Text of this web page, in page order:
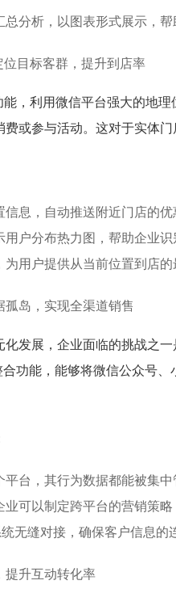
分析，以图表形式展示，
目标客群，提升到店率
，利用微信平台强大的地
或参与活动。这对于实体
信息，自动推送附近门店的
用户分布热力图，帮助企业
为用户提供从当前位置到店
岛，实现全渠道销售
化发展，企业面临的挑战之
功能，能够将微信公众号
平台，其行为数据都能被集
业可以制定跨平台的营销策
统无缝对接，确保客户信息
提升互动转化率